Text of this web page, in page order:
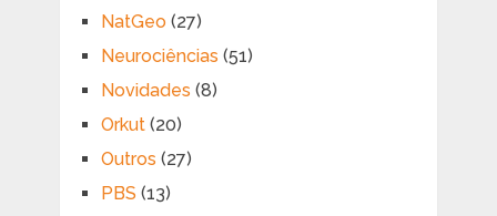
NatGeo (27)
Neurociências (51)
Novidades (8)
Orkut(20)
Outros (27)
PBS (13)